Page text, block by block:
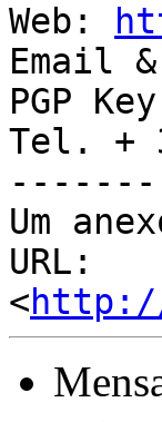
Web:
Email
PGP
Tel. +
Um
URL:
<